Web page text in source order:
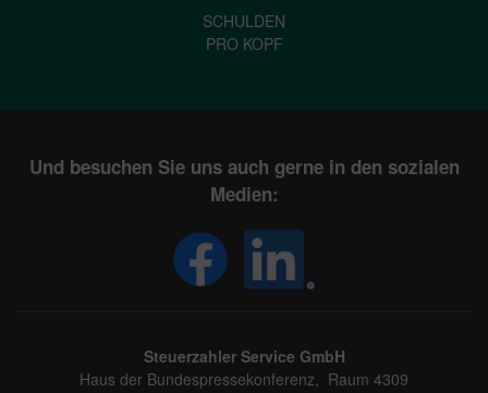
SCHULDEN
PRO KOPF
Und besuchen Sie uns auch gerne in den sozialen
Medien:
Steuerzahler Service GmbH
Haus der Bundespressekonferenz, Raum 4309